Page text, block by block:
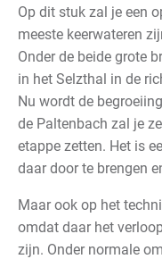
Op dit stuk zal je een
meeste keerwateren
Onder de beide grote
in het Selzthal in de
Nu wordt de
de Paltenbach zal je
etappe zetten. Het is
daar door te brengen
Maar ook op het
omdat daar het
zijn. Onder normale